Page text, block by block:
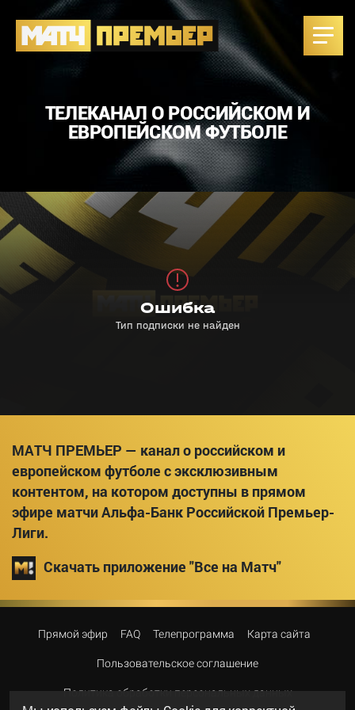
ТЕЛЕКАНАЛ О РОССИЙСКОМ И
ЕВРОПЕЙСКОМ ФУТБОЛЕ
МАТЧ ПРЕМЬЕР — канал о российском и
европейском футболе с эксклюзивным
контентом, на котором доступны в прямом
эфире матчи Альфа-Банк Российской Премьер-
Лиги.
Скачать приложение "Все на Матч"
Прямой эфир FAQ Телепрограмма Карта сайта
Пользовательское соглашение
Политика обработки персональных данных